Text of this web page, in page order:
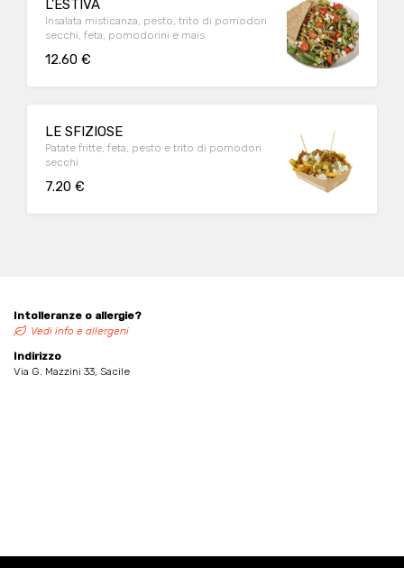
L'ESTIVA
Insalata misticanza, pesto, trito di pomodori
secchi, feta, pomodorini e mais
12.60 €
LE SFIZIOSE
Patate fritte, feta, pesto e trito di pomodori
secchi
7.20 €
Intolleranze o allergie?
Vedi info e allergeni
Indirizzo
Via G. Mazzini 33, Sacile